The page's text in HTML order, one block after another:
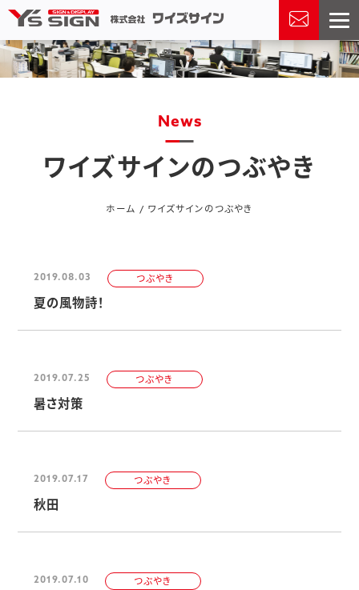
News
ワイズサインのつぶやき
ホーム ワイズサインのつぶやき
2019.08.03 つぶやき
夏の風物詩！
2019.07.25 つぶやき
暑さ対策
2019.07.17 つぶやき
秋田
2019.07.10 つぶやき